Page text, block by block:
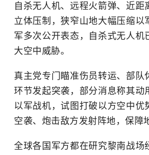
自杀无人机、远程火箭弹、近距
立体压制，狭窄山地大幅压缩以
军多次公开表态，自杀式无人机
大空中威胁。
真主党专门瞄准伤员转运、部队
环节发起突袭，部分消息称其动
以军战机，试图打破以方空中优
空袭、炮击敌方发射阵地，保障
全球各国军方都在研究黎南战场